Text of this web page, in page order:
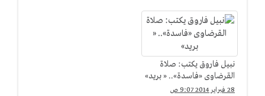
نبيل فاروق يكتب: صلاة
القرضاوى «فاسدة».. « بريد»
28 فبراير 2014 9:07 ص